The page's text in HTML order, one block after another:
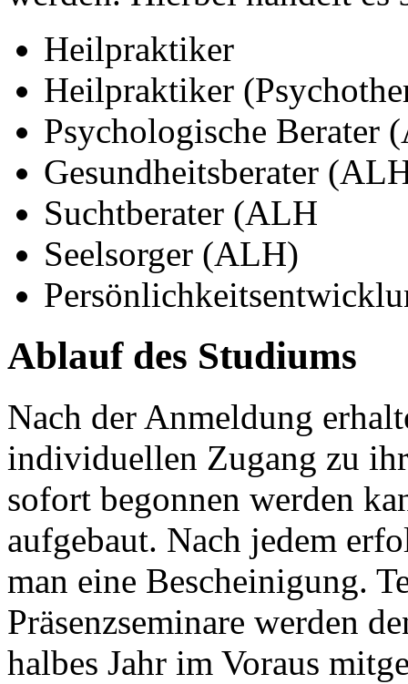
Heilpraktiker
Heilpraktiker
Psychologische Berater
Gesundheitsberater
Suchtberater (ALH
Seelsorger (ALH)
Ablauf des Studiums
Nach der Anmeldung
individuellen Zugang zu
sofort begonnen werden
aufgebaut. Nach jedem
man eine Bescheinigung.
Präsenzseminare werden
halbes Jahr im Voraus